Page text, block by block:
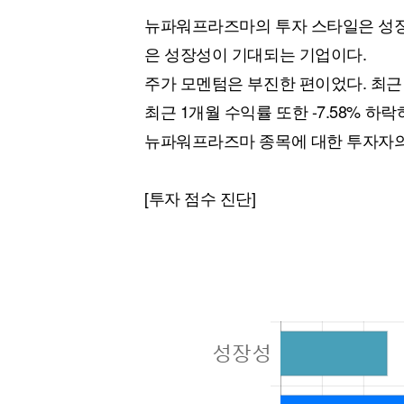
뉴파워프라즈마의 투자 스타일은
은 성장성이 기대되는 기업이다.
주가 모멘텀은 부진한 편이었다. 최
최근 1개월 수익률 또한 -7.58% 하
뉴파워프라즈마 종목에 대한 투자
[투자 점수 진단]